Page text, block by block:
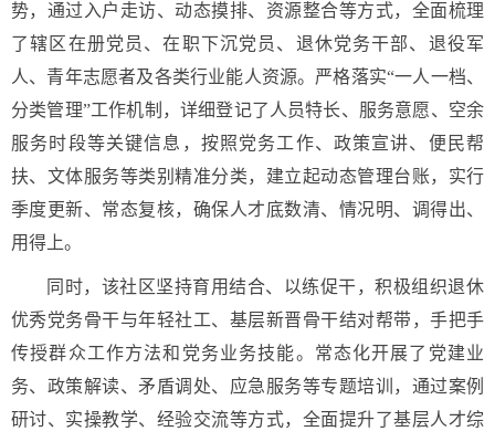
势，通过入户走访、动态摸排、资源整合等方式，全面梳理
了辖区在册党员、在职下沉党员、退休党务干部、退役军
人、青年志愿者及各类行业能人资源。严格落实“一人一档、
分类管理”工作机制，详细登记了人员特长、服务意愿、空余
服务时段等关键信息，按照党务工作、政策宣讲、便民帮
扶、文体服务等类别精准分类，建立起动态管理台账，实行
季度更新、常态复核，确保人才底数清、情况明、调得出、
用得上。
同时，该社区坚持育用结合、以练促干，积极组织退休
优秀党务骨干与年轻社工、基层新晋骨干结对帮带，手把手
传授群众工作方法和党务业务技能。常态化开展了党建业
务、政策解读、矛盾调处、应急服务等专题培训，通过案例
研讨、实操教学、经验交流等方式，全面提升了基层人才综